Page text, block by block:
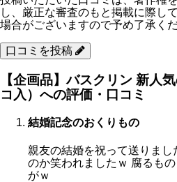
し、厳正な審査のもと掲載に際し
場合がございますので予め了承くだ
口コミを投稿
【企画品】バスクリン 新人
コ入）への評価・口コミ
結婚記念のおくりもの
親友の結婚を祝って送りま
のか笑われましたｗ 腐るも
がｗ